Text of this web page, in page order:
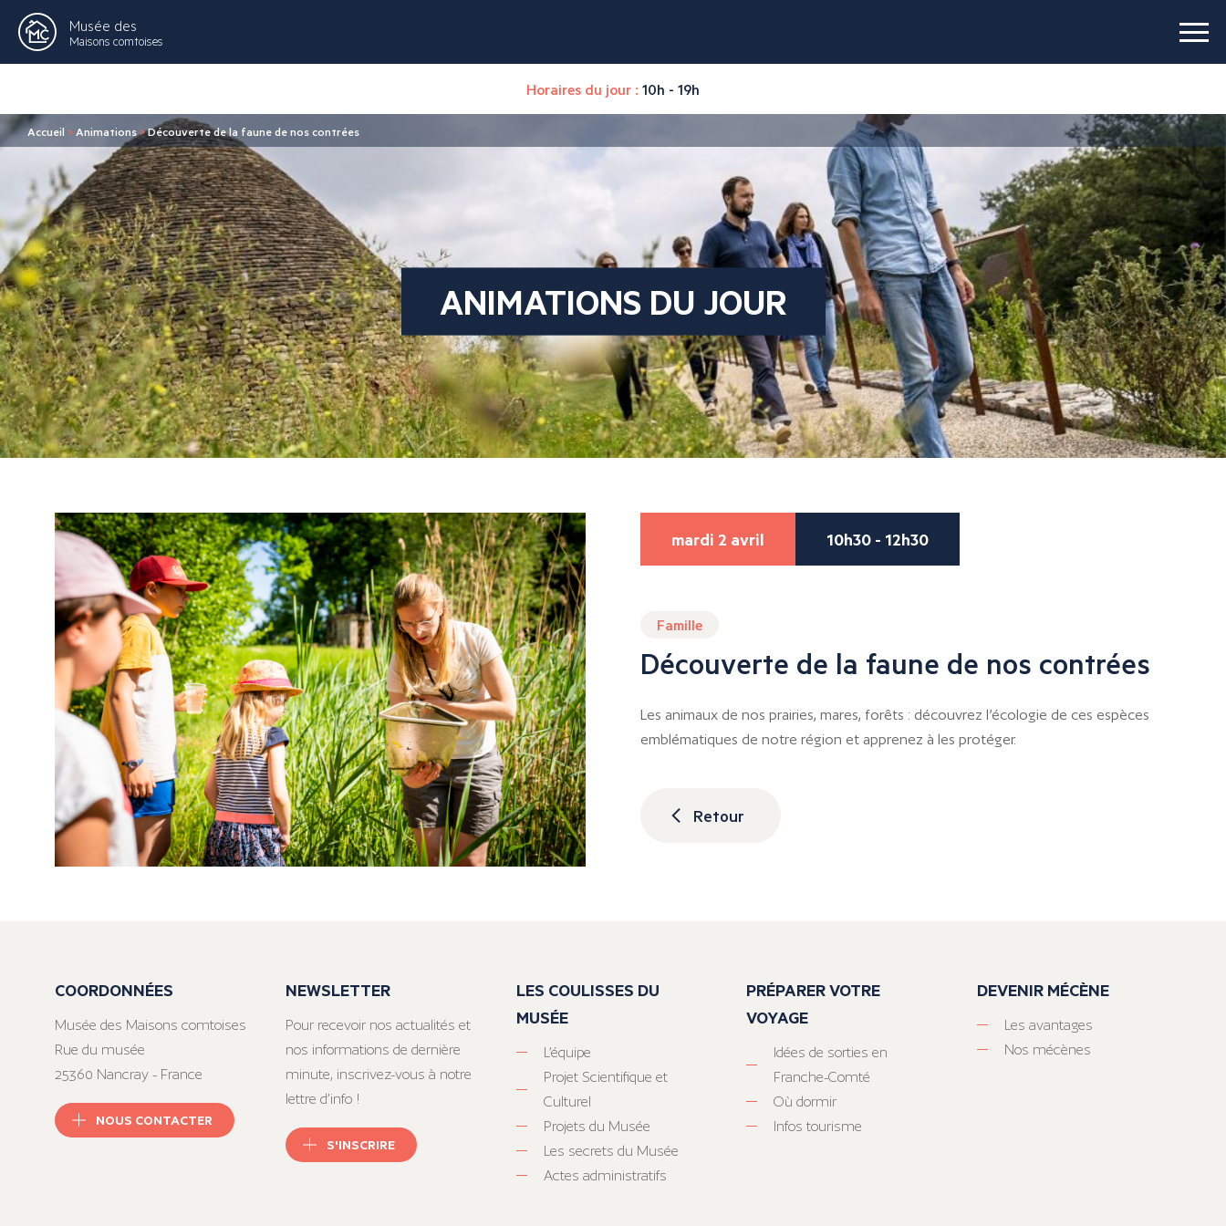
Musée des
Maisons comtoises
Horaires du jour : 10h - 19h
Accueil > Animations>Découverte de la faune de nos contrées
ANIMATIONS DU JOUR
mardi 2 avril 10h30 - 12h30
Famille
Découverte de la faune de nos contrées
Les animaux de nos prairies, mares, forêts : découvrez l’écologie de ces espèces
emblématiques de notre région et apprenez à les protéger.
Retour
COORDONNÉES
Musée des Maisons comtoises
Rue du musée
25360 Nancray - France
NOUS CONTACTER
NEWSLETTER
Pour recevoir nos actualités et
nos informations de dernière
minute, inscrivez-vous à notre
lettre d’info !
S'INSCRIRE
LES COULISSES DU
MUSÉE
L’équipe
Projet Scientifique et
Culturel
Projets du Musée
Les secrets du Musée
Actes administratifs
PRÉPARER VOTRE
VOYAGE
Idées de sorties en
Franche-Comté
Où dormir
Infos tourisme
DEVENIR MÉCÈNE
Les avantages
Nos mécènes